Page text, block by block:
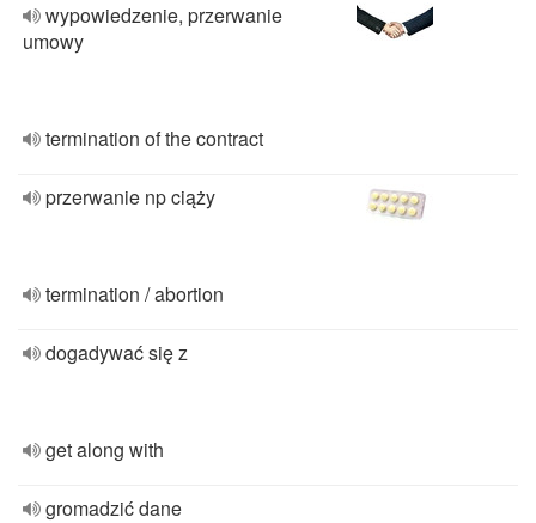
wypowiedzenie, przerwanie
umowy
termination of the contract
przerwanie np ciąży
termination / abortion
dogadywać się z
get along with
gromadzić dane